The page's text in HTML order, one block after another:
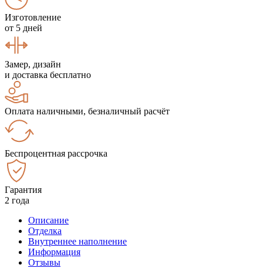
Изготовление
от 5 дней
Замер, дизайн
и доставка бесплатно
Оплата наличными, безналичный расчёт
Беспроцентная рассрочка
Гарантия
2 года
Описание
Отделка
Внутреннее наполнение
Информация
Отзывы